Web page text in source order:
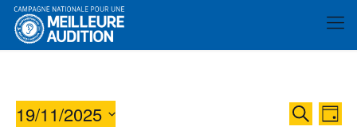
Recherche
de
Jour
19/11/2025